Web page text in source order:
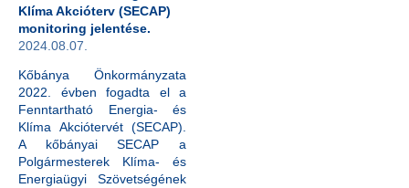
Klíma Akcióterv (SECAP)
monitoring jelentése.
2024.08.07.
Kőbánya Önkormányzata
2022. évben fogadta el a
Fenntartható Energia- és
Klíma Akciótervét (SECAP).
A kőbányai SECAP a
Polgármesterek Klíma- és
Energiaügyi Szövetségének